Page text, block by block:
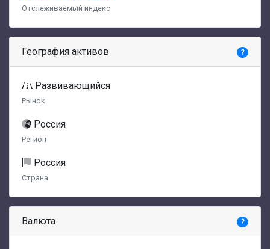
Отслеживаемый индекс
География активов ?
Развивающийся
Рынок
Россия
Регион
Россия
Страна
Валюта ?